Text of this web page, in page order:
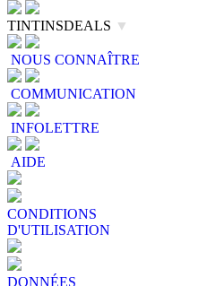
TINTINSDEALS ▼
NOUS CONNAÎTRE
COMMUNICATION
INFOLETTRE
AIDE
CONDITIONS
D'UTILISATION
DONNÉES